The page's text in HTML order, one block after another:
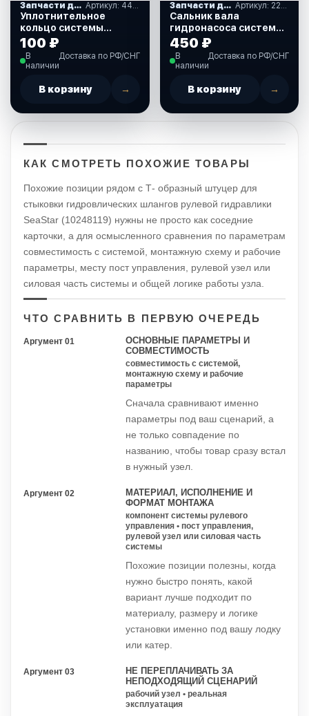
Запчасти для гидравличнских систем рулевого управления Артикул: 441300
Уплотнительное
кольцо системы
гидравлического
рулевого управления
SeaStar (441300)
100 ₽
В
наличии
Доставка по РФ/СНГ
В корзину →
Запчасти для гидравличнских систем рулевого управления Артикул: 225320
Сальник вала
гидронасоса системы
гидравлического
рулевого управления
SeaStar (225320)
450 ₽
В
наличии
Доставка по РФ/СНГ
В корзину →
КАК СМОТРЕТЬ ПОХОЖИЕ ТОВАРЫ
Похожие позиции рядом с Т- образный штуцер для
стыковки гидровлических шлангов рулевой гидравлики
SeaStar (10248119) нужны не просто как соседние
карточки, а для осмысленного сравнения по параметрам
совместимость с системой, монтажную схему и рабочие
параметры, месту пост управления, рулевой узел или
силовая часть системы и общей логике работы узла.
ЧТО СРАВНИТЬ В ПЕРВУЮ ОЧЕРЕДЬ
Аргумент 01
ОСНОВНЫЕ ПАРАМЕТРЫ И
СОВМЕСТИМОСТЬ
совместимость с системой,
монтажную схему и рабочие
параметры
Сначала сравнивают именно
параметры под ваш сценарий, а
не только совпадение по
названию, чтобы товар сразу встал
в нужный узел.
Аргумент 02
МАТЕРИАЛ, ИСПОЛНЕНИЕ И
ФОРМАТ МОНТАЖА
компонент системы рулевого
управления • пост управления,
рулевой узел или силовая часть
системы
Похожие позиции полезны, когда
нужно быстро понять, какой
вариант лучше подходит по
материалу, размеру и логике
установки именно под вашу лодку
или катер.
Аргумент 03
НЕ ПЕРЕПЛАЧИВАТЬ ЗА
НЕПОДХОДЯЩИЙ СЦЕНАРИЙ
рабочий узел • реальная
эксплуатация